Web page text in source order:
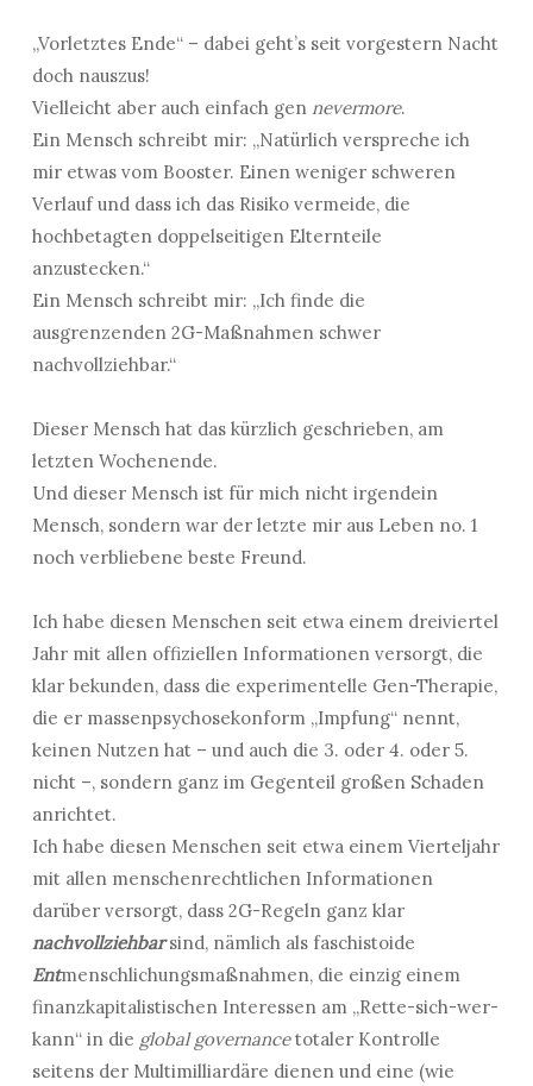
„Vorletztes Ende“ – dabei geht’s seit vorgestern Nacht
doch nauszus!
Vielleicht aber auch einfach gen nevermore.
Ein Mensch schreibt mir: „Natürlich verspreche ich
mir etwas vom Booster. Einen weniger schweren
Verlauf und dass ich das Risiko vermeide, die
hochbetagten doppelseitigen Elternteile
anzustecken.“
Ein Mensch schreibt mir: „Ich finde die
ausgrenzenden 2G-Maßnahmen schwer
nachvollziehbar.“
Dieser Mensch hat das kürzlich geschrieben, am
letzten Wochenende.
Und dieser Mensch ist für mich nicht irgendein
Mensch, sondern war der letzte mir aus Leben no. 1
noch verbliebene beste Freund.
Ich habe diesen Menschen seit etwa einem dreiviertel
Jahr mit allen offiziellen Informationen versorgt, die
klar bekunden, dass die experimentelle Gen-Therapie,
die er massenpsychosekonform „Impfung“ nennt,
keinen Nutzen hat – und auch die 3. oder 4. oder 5.
nicht –, sondern ganz im Gegenteil großen Schaden
anrichtet.
Ich habe diesen Menschen seit etwa einem Vierteljahr
mit allen menschenrechtlichen Informationen
darüber versorgt, dass 2G-Regeln ganz klar
nachvollziehbar sind, nämlich als faschistoide
Entmenschlichungsmaßnahmen, die einzig einem
finanzkapitalistischen Interessen am „Rette-sich-wer-
kann“ in die global governancetotaler Kontrolle
seitens der Multimilliardäre dienen und eine (wie